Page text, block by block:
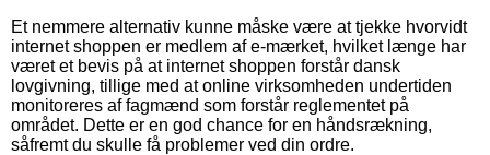
Et nemmere alternativ kunne måske være at tjekke hvorvidt
internet shoppen er medlem af e-mærket, hvilket længe har
været et bevis på at internet shoppen forstår dansk
lovgivning, tillige med at online virksomheden undertiden
monitoreres af fagmænd som forstår reglementet på
området. Dette er en god chance for en håndsrækning,
såfremt du skulle få problemer ved din ordre.